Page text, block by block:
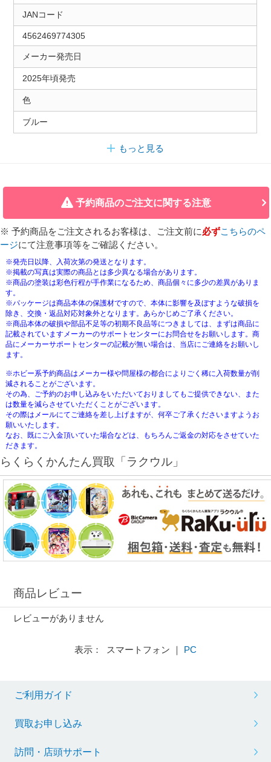
JANコード
4562469774305
メーカー発売日
2025年頃発売
色
ブルー
もっと見る
予約商品のご注文に関する注意
※ 予約商品をご注文されるお客様は、ご注文前に必ずこちらのペ
ージにて注意事項等をご確認ください。
※発売日以降、入荷次第の発送となります。
※掲載の写真は実際の商品とは多少異なる場合があります。
※商品の塗装は彩色行程が手作業になるため、商品個々に多少の差異がありま
す。
※パッケージは商品本体の保護材ですので、本体に影響を及ぼすような破損を
除き、交換・返品対応対象外となります。あらかじめご了承ください。
※商品本体の破損や部品不足等の初期不良品等につきましては、まずは商品に
記載されていますメーカーのサポートセンターにお問合せをお願いします。商
品にメーカーサポートセンターの記載が無い場合は、当店にご連絡をお願いし
ます。
※ホビー系予約商品はメーカー様や問屋様の都合によりごく稀に入荷数量が削
減されることがございます。
その為、ご予約のお申し込みをいただいておりましてもご提供できない、また
は数量を減らさせていただくことがございます。
その際はメールにてご連絡を差し上げますが、何卒ご了承くださいますようお
願いいたします。
なお、既にご入金頂いていた場合などは、もちろんご返金の対応をさせていた
だきます。
らくらくかんたん買取「ラクウル」
商品レビュー
レビューがありません
表示： スマートフォン ｜ PC
ご利用ガイド
買取お申し込み
訪問・店頭サポート